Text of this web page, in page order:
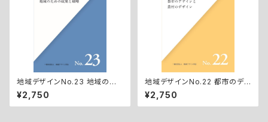
地域デザインNo.23 地域のた
めの政策と戦略
¥2,750
地域デザインNo.22 都市のデ
ザインと農村のデザイン
¥2,750